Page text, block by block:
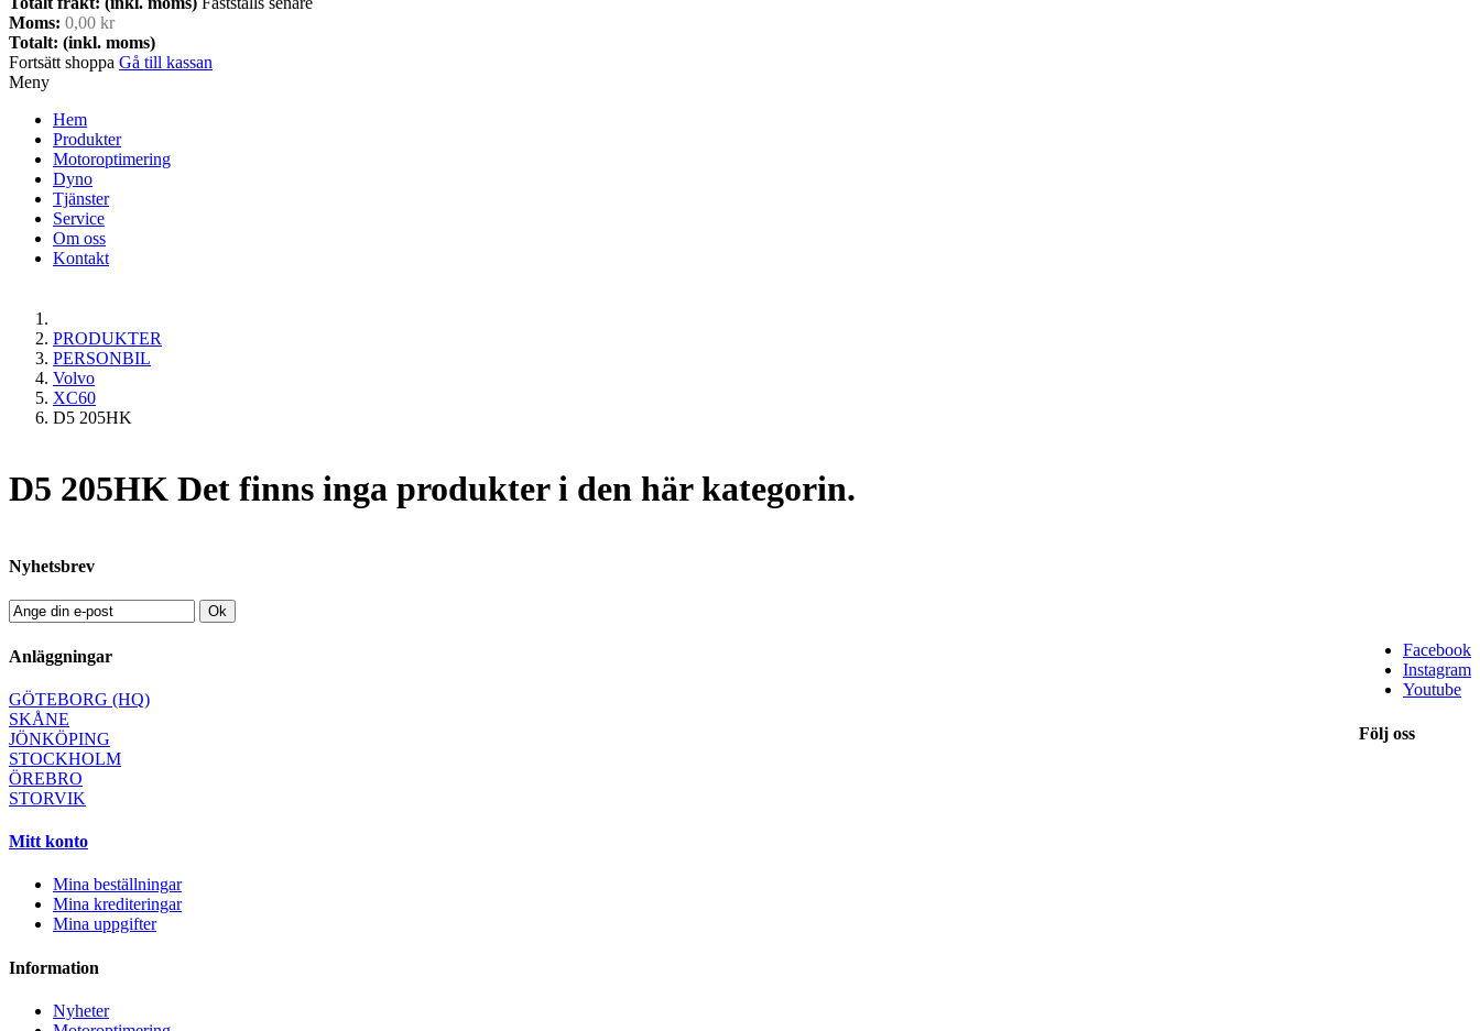
Moms: 0,00 kr
Totalt: (inkl. moms)
Fortsätt shoppa Gå till kassan
Meny
Hem
Produkter
Motoroptimering
Dyno
Tjänster
Service
Om oss
Kontakt
PRODUKTER
PERSONBIL
Volvo
XC60
D5 205HK
D5 205HK Det finns inga produkter i den här kategorin.
Nyhetsbrev
Ok
Facebook
Instagram
Youtube
Följ oss
Anläggningar
GÖTEBORG (HQ)
SKÅNE
JÖNKÖPING
STOCKHOLM
ÖREBRO
STORVIK
Mitt konto
Mina beställningar
Mina krediteringar
Mina uppgifter
Information
Nyheter